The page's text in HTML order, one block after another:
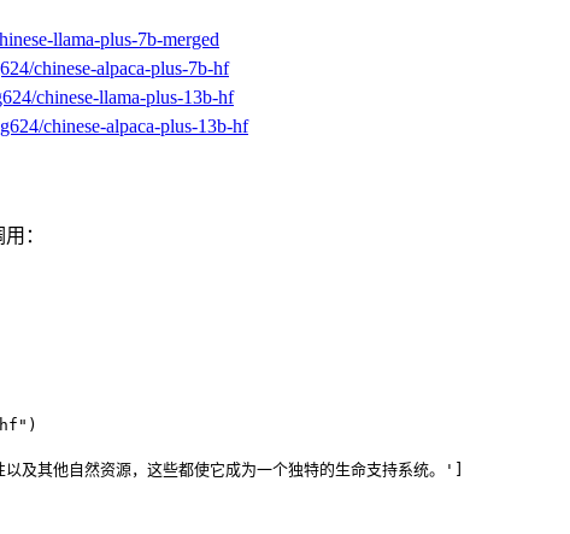
llama-plus-7b-merged
chinese-alpaca-plus-7b-hf
chinese-llama-plus-13b-hf
chinese-alpaca-plus-13b-hf
：
其他自然资源，这些都使它成为一个独特的生命支持系统。']